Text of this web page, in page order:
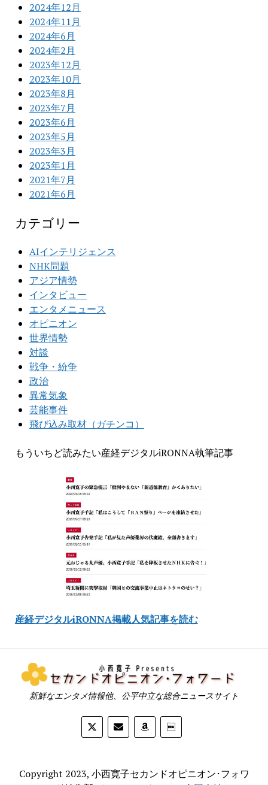
2024年12月
2024年11月
2024年6月
2024年2月
2023年12月
2023年10月
2023年8月
2023年7月
2023年6月
2023年5月
2023年3月
2023年1月
2021年7月
2021年6月
カテゴリー
AIインテリジェンス
NHK問題
アジア情勢
インタビュー
エンタメニュース
オピニオン
世界情勢
対談
戦争・紛争
政治
異常気象
芸能事件
飛び込み取材（ガチンコ）
もういちど読みたい産経デジタルiRONNA執筆記事
産経デジタルiRONNA掲載人気記事を読む
新鮮なエンタメ情報他、公平中立な総合ニュースサイト
Copyright 2023, 小西寛子セカンドオピニオン･フォワ